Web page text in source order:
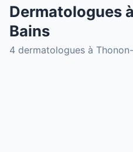
Dermatologues
Bains
4 dermatologues à